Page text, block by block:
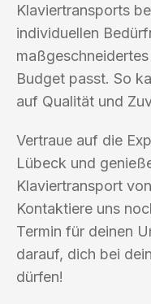
Klaviertransports
individuellen
Budget passt. So
auf Qualität und
Vertraue auf die
Lübeck und
Klaviertransport
Kontaktiere uns
Termin für deinen
darauf, dich bei
dürfen!